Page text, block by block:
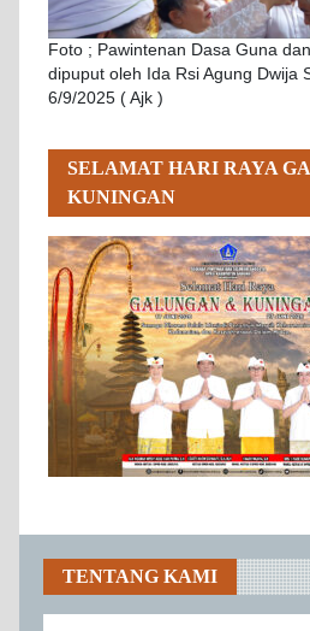
Foto ; Pawintenan Dasa Guna
dipuput oleh Ida Rsi Agung Dwija
6/9/2025 ( Ajk )
SELAMAT HARI RAYA
KUNINGAN
TENTANG KAMI